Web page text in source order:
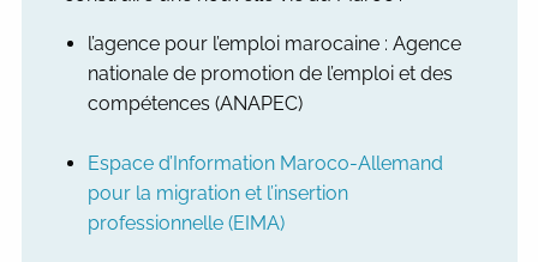
l’agence pour l’emploi marocaine : Agence
nationale de promotion de l’emploi et des
compétences (ANAPEC)
Espace d’Information Maroco-Allemand
pour la migration et l’insertion
professionnelle (EIMA)